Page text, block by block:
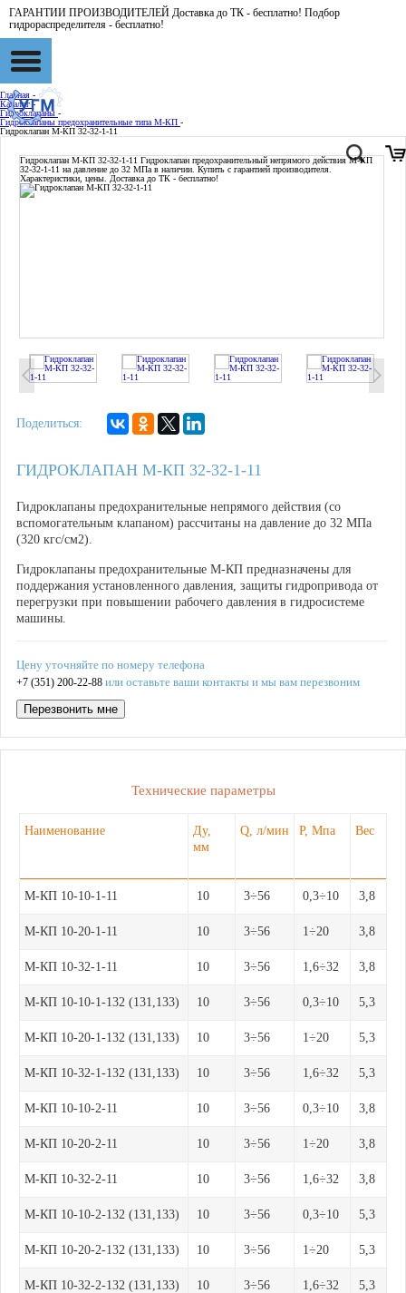
ГАРАНТИИ ПРОИЗВОДИТЕЛЕЙ Доставка до ТК - бесплатно! Подбор
гидрораспределителя - бесплатно!
Главная -
Каталог -
Гидроклапаны -
Гидроклапаны предохранительные типа М-КП -
Гидроклапан М-КП 32-32-1-11
Гидроклапан М-КП 32-32-1-11 Гидроклапан предохранительный непрямого действия М-КП
32-32-1-11 на давление до 32 МПа в наличии. Купить с гарантией производителя.
Характеристики, цены. Доставка до ТК - бесплатно!
Поделиться:
ГИДРОКЛАПАН М-КП 32-32-1-11
Гидроклапаны предохранительные непрямого действия (со
вспомогательным клапаном) рассчитаны на давление до 32 МПа
(320 кгс/см2).
Гидроклапаны предохранительные М-КП предназначены для
поддержания установленного давления, защиты гидропривода от
перегрузки при повышении рабочего давления в гидросистеме
машины.
Цену уточняйте по номеру телефона
+7 (351) 200-22-88 или оставьте ваши контакты и мы вам перезвоним
Перезвонить мне
Технические параметры
Наименование
Ду,
мм
Q, л/мин P, Мпа Вес
М-КП 10-10-1-11 10 3÷56 0,3÷10 3,8
М-КП 10-20-1-11 10 3÷56 1÷20 3,8
М-КП 10-32-1-11 10 3÷56 1,6÷32 3,8
М-КП 10-10-1-132 (131,133) 10 3÷56 0,3÷10 5,3
М-КП 10-20-1-132 (131,133) 10 3÷56 1÷20 5,3
М-КП 10-32-1-132 (131,133) 10 3÷56 1,6÷32 5,3
М-КП 10-10-2-11 10 3÷56 0,3÷10 3,8
М-КП 10-20-2-11 10 3÷56 1÷20 3,8
М-КП 10-32-2-11 10 3÷56 1,6÷32 3,8
М-КП 10-10-2-132 (131,133) 10 3÷56 0,3÷10 5,3
М-КП 10-20-2-132 (131,133) 10 3÷56 1÷20 5,3
М-КП 10-32-2-132 (131,133) 10 3÷56 1,6÷32 5,3